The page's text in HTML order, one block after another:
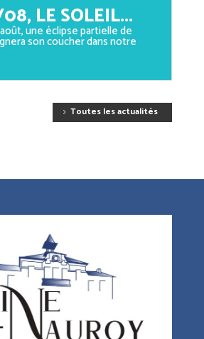
LE SOLEIL...
une éclipse partielle de
son coucher dans notre
Toutes les actualités